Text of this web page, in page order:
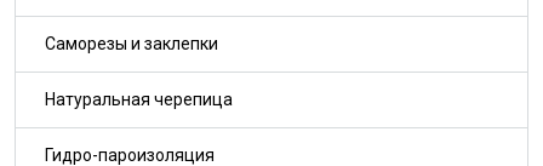
Саморезы и заклепки
Натуральная черепица
Гидро-пароизоляция